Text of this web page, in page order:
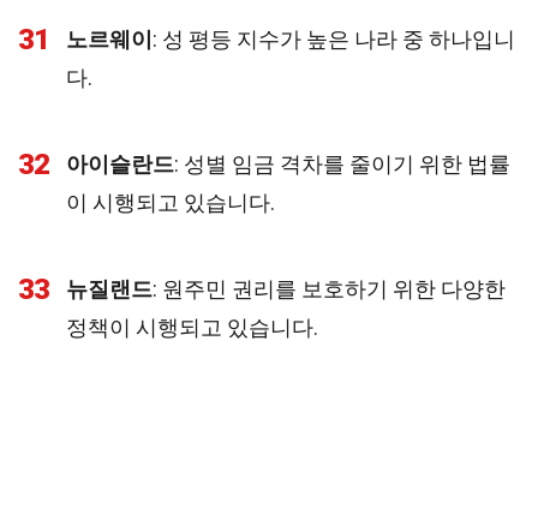
31 노르웨이 : 성 평등 지수가 높은 나라 중 하나입니
다.
32 아이슬란드: 성별 임금 격차를 줄이기 위한 법률
이 시행되고 있습니다.
33 뉴질랜드: 원주민 권리를 보호하기 위한 다양한
정책이 시행되고 있습니다.